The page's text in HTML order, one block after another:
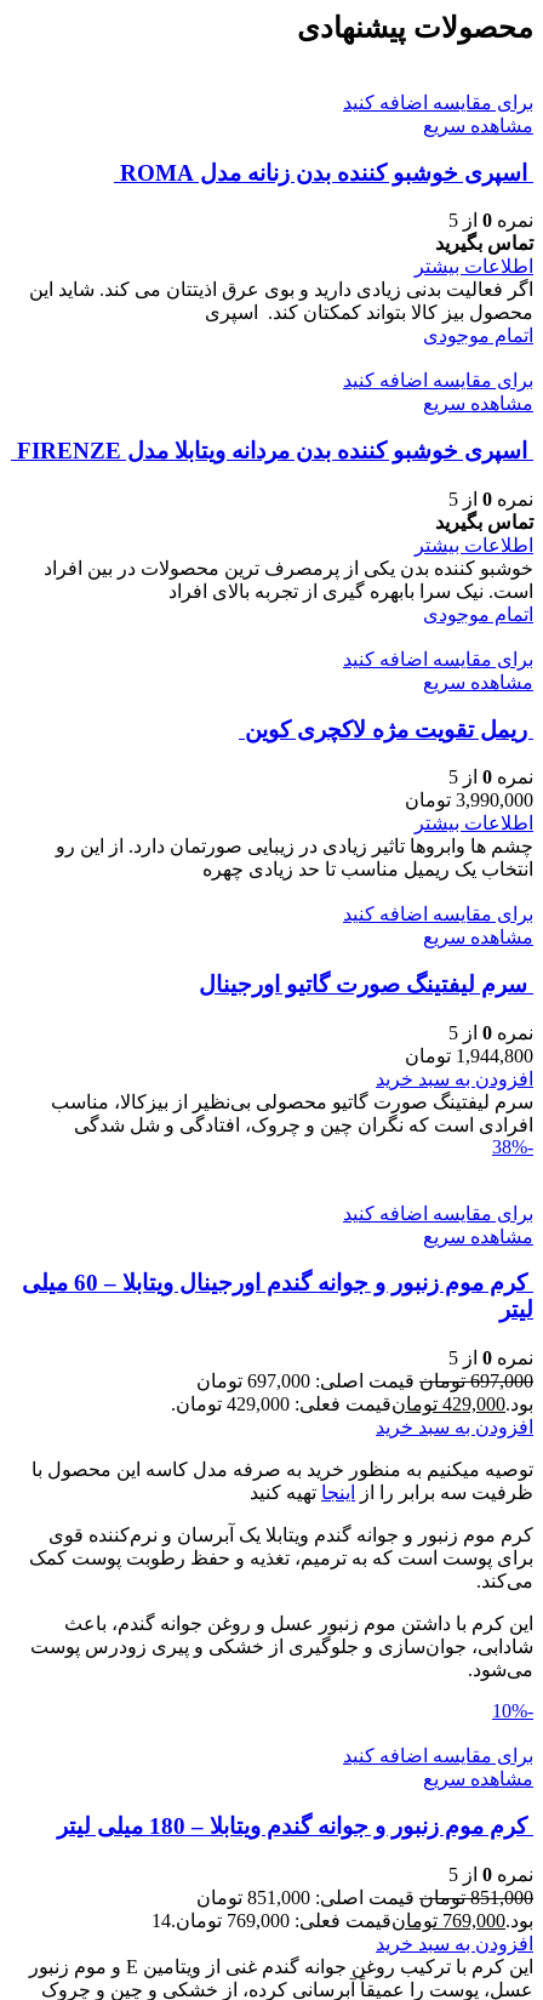
محصولات پیشنهادی
برای مقایسه اضافه کنید
مشاهده سریع
اسپری خوشبو کننده بدن زنانه مدل ROMA
نمره 0 از 5
تماس بگیرید
اطلاعات بیشتر
اگر فعالیت بدنی زیادی دارید و بوی عرق اذیتتان می کند. شاید این
محصول بیز کالا بتواند کمکتان کند. اسپری
اتمام موجودی
برای مقایسه اضافه کنید
مشاهده سریع
اسپری خوشبو کننده بدن مردانه ویتابلا مدل FIRENZE
نمره 0 از 5
تماس بگیرید
اطلاعات بیشتر
خوشبو کننده بدن یکی از پرمصرف ترین محصولات در بین افراد
است. نیک سرا بابهره گیری از تجربه بالای افراد
اتمام موجودی
برای مقایسه اضافه کنید
مشاهده سریع
ريمل تقويت مژه لاكچری كوين
نمره 0 از 5
3,990,000 تومان
اطلاعات بیشتر
چشم ها وابروها تاثیر زیادی در زیبایی صورتمان دارد. از این رو
انتخاب یک ریمیل مناسب تا حد زیادی چهره
برای مقایسه اضافه کنید
مشاهده سریع
سرم ليفتينگ صورت گاتیو اورجینال
نمره 0 از 5
1,944,800 تومان
افزودن به سبد خرید
سرم ليفتينگ صورت گاتیو محصولی بی‌نظیر از بیزکالا، مناسب
افرادی است که نگران چین و چروک، افتادگی و شل‌ شدگی
-38%
برای مقایسه اضافه کنید
مشاهده سریع
کرم موم زنبور و جوانه گندم اورجینال ویتابلا – 60 میلی
لیتر
نمره 0 از 5
697,000 تومان
قیمت اصلی: 697,000 تومان
بود.429,000 تومانقیمت فعلی: 429,000 تومان.
افزودن به سبد خرید
توصیه میکنیم به منظور خرید به صرفه مدل کاسه این محصول با
ظرفیت سه برابر را از
اینجا تهیه کنید
کرم موم زنبور و جوانه گندم ویتابلا یک آبرسان و نرم‌کننده قوی
برای پوست است که به ترمیم، تغذیه و حفظ رطوبت پوست کمک
می‌کند.
این کرم با داشتن موم زنبور عسل و روغن جوانه گندم، باعث
شادابی، جوان‌سازی و جلوگیری از خشکی و پیری زودرس پوست
می‌شود.
-10%
برای مقایسه اضافه کنید
مشاهده سریع
کرم موم زنبور و جوانه گندم ویتابلا – 180 میلی لیتر
نمره 0 از 5
851,000 تومان
قیمت اصلی: 851,000 تومان
بود.769,000 تومانقیمت فعلی: 769,000 تومان.
14
افزودن به سبد خرید
این کرم با ترکیب روغن جوانه گندم غنی از ویتامین E و موم زنبور
عسل، پوست را عمیقاً آبرسانی کرده، از خشکی و چین و چروک